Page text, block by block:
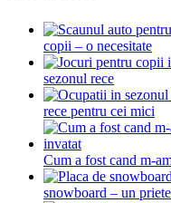
copii – o necesitate
sezonul rece
rece pentru cei mici
Cum a fost cand m-
snowboard – un